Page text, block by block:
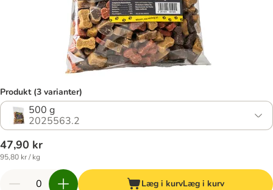
Produkt (3 varianter)
500 g
2025563.2
47,90 kr
95,80 kr / kg
Læg i kurvLæg i kurv